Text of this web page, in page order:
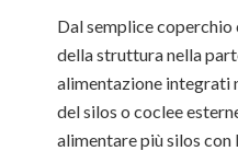
Dal semplice coperchio
della struttura nella
alimentazione integrati
del silos o coclee
alimentare più silos con